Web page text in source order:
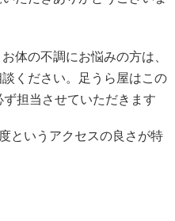
体の不調にお悩みの方は、
ください。足うら屋はこの
担当させていただきます
というアクセスの良さが特